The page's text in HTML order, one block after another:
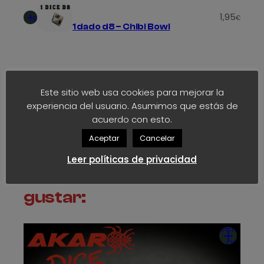
Añadir
al
1 dado d8 – Chibi Bowl
1,95€
2 Cabezas – Pony Bowl
gustar:
Este sitio web usa cookies para mejorar la
experiencia del usuario. Asumimos que estás de
acuerdo con esto.
Aceptar Cancelar
Leer políticas de privacidad